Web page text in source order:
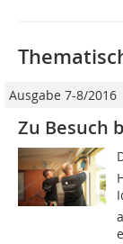
Ausgabe 7-8/2016
Zu Besuch